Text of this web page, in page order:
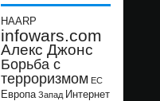
HAARP
infowars.com
Алекс Джонс
Борьба с
терроризмом ЕС
Европа Запад Интернет